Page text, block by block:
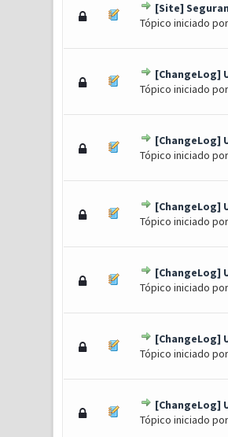
[Site]
Tópico iniciado por
0
[ChangeLog]
Tópico iniciado por
0
[ChangeLog]
Tópico iniciado por
0
[ChangeLog]
Tópico iniciado por
0
[ChangeLog]
Tópico iniciado por
0
[ChangeLog]
Tópico iniciado por
1
[ChangeLog]
Tópico iniciado por
0